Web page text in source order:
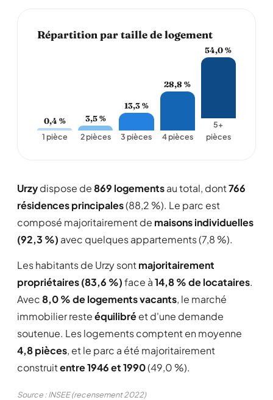
Répartition par taille de logement
0,4 %
1 pièce
3,5 %
2 pièces
13,3 %
3 pièces
28,8 %
4 pièces
54,0 %
5+
pièces
Urzydispose de869 logementsau total, dont766
résidences principales(88,2 %). Le parc est
composé majoritairement de maisons individuelles
(92,3 %) avec quelques appartements (7,8 %).
Les habitants de Urzy sontmajoritairement
propriétaires (83,6 %)face à14,8 % de locataires.
Avec8,0 % de logements vacants, le marché
immobilier resteéquilibréet d'une demande
soutenue. Les logements comptent en moyenne
4,8 pièces, et le parc a été majoritairement
construitentre 1946 et 1990(49,0 %).
Source : INSEE (recensement 2022)